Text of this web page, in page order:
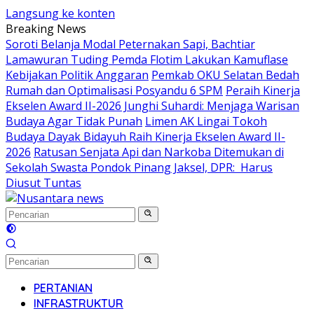
Langsung ke konten
Breaking News
Soroti Belanja Modal Peternakan Sapi, Bachtiar
Lamawuran Tuding Pemda Flotim Lakukan Kamuflase
Kebijakan Politik Anggaran Pemkab OKU Selatan Bedah
Rumah dan Optimalisasi Posyandu 6 SPM Peraih Kinerja
Ekselen Award II-2026 Junghi Suhardi: Menjaga Warisan
Budaya Agar Tidak Punah Limen AK Lingai Tokoh
Budaya Dayak Bidayuh Raih Kinerja Ekselen Award II-
2026 Ratusan Senjata Api dan Narkoba Ditemukan di
Sekolah Swasta Pondok Pinang Jaksel, DPR: Harus
Diusut Tuntas
PERTANIAN
INFRASTRUKTUR